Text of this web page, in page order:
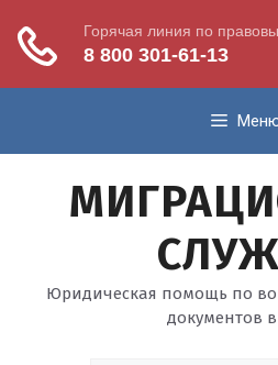
содержимому
Юридическая помощь по
документов